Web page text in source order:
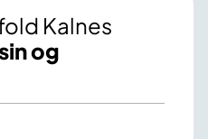
Kalnes
og